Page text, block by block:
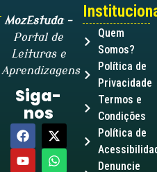
MozEstuda–
Portal de
Leituras e
Aprendizagens
Siga-
nos
Quem
Somos?
Política de
Privacidade
Termos e
Condições
Política de
Denuncie